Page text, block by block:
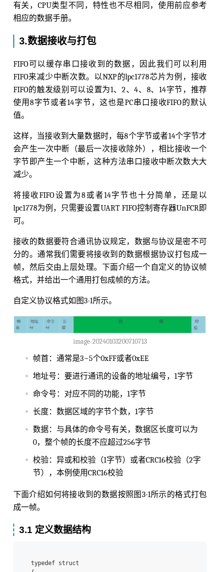
有关，CPU类型不同，特性也不尽相同，使用前应参考
相应的数据手册。
3.数据接收与打包
FIFO可以缓存串口接收到的数据，因此我们可以利用
FIFO来减少中断次数。以NXP的lpc1778芯片为例，接收
FIFO的触发级别可以设置为1、2、4、8、14字节，推荐
使用8字节或者14字节，这也是PC串口接收FIFO的默认
值。
这样，当接收到大量数据时，每8个字节或者14个字节才
会产生一次中断（最后一次接收除外），相比接收一个
字节即产生一个中断，这种方法串口接收中断次数大大
减少。
将接收FIFO设置为8或者14字节也十分简单，还是以
lpc1778为例，只需要设置UART FIFO控制寄存器UnFCR即
可。
接收的数据要符合通讯协议规定，数据与协议是密不可
分的。通常我们需要将接收到的数据根据协议打包成一
帧，然后交由上层处理。下面介绍一个自定义的协议帧
格式，并给出一个通用打包成帧的方法。
自定义协议格式如图3-1所示。
image-20240103200710713
帧首：通常是3~5个0xFF或者0xEE
地址号：要进行通讯的设备的地址编号，1字节
命令号：对应不同的功能，1字节
长度：数据区域的字节个数，1字节
数据：与具体的命令号有关，数据区长度可以为
0，整个帧的长度不应超过256字节
校验：异或和校验（1字节）或者CRC16校验（2字
节），本例使用CRC16校验
下面介绍如何将接收到的数据按照图3-1所示的格式打包
成一帧。
3.1 定义数据结构
typedef struct